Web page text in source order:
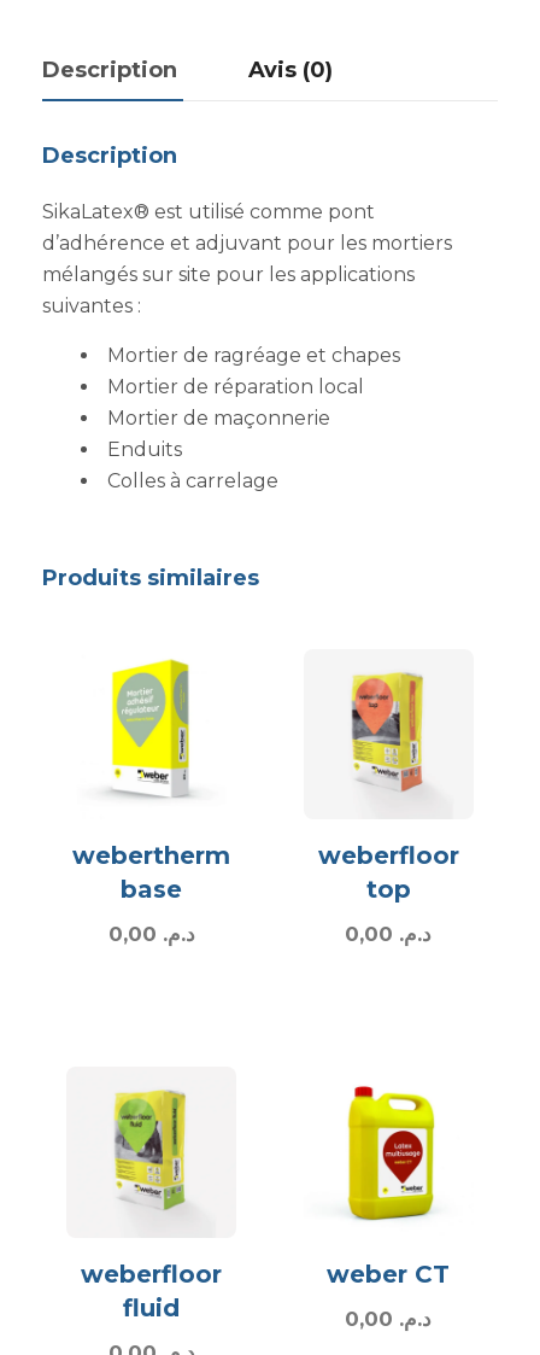
Description Avis (0)
Description
SikaLatex® est utilisé comme pont
d’adhérence et adjuvant pour les mortiers
mélangés sur site pour les applications
suivantes :
Mortier de ragréage et chapes
Mortier de réparation local
Mortier de maçonnerie
Enduits
Colles à carrelage
Produits similaires
webertherm
base
د.م.
weberfloor
top
د.م.
weberfloor
fluid
weber CT
د.م.